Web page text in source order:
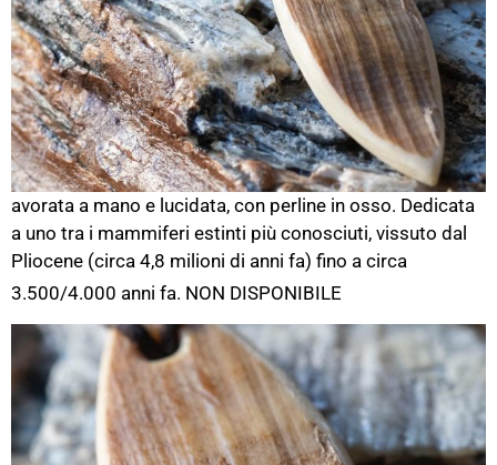
avorata a mano e lucidata, con perline in osso. Dedicata
a uno tra i mammiferi estinti più conosciuti, vissuto dal
Pliocene (circa 4,8 milioni di anni fa) fino a circa
3.500/4.000 anni fa. NON DISPONIBILE